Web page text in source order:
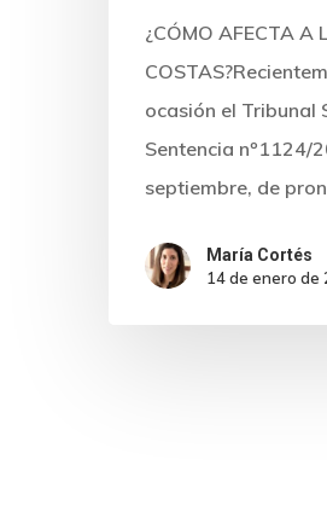
¿CÓMO AFECTA A
ocasión el Tribunal
Sentencia nº1124/
septiembre, de
María Cortés
14 de enero de